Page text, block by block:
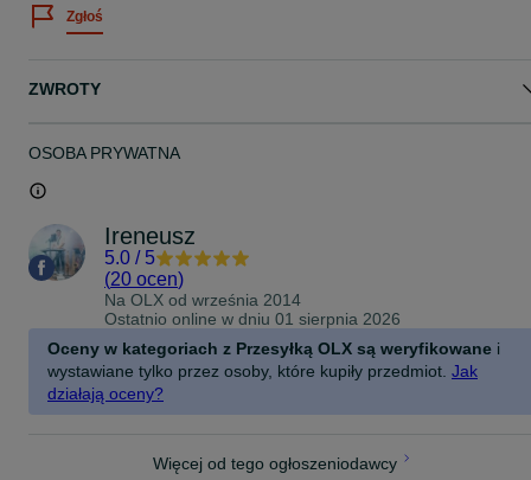
Zgłoś
ZWROTY
OSOBA PRYWATNA
Ireneusz
5.0 / 5
(20 ocen)
Na OLX od września 2014
Ostatnio online w dniu 01 sierpnia 2026
Oceny w kategoriach z Przesyłką OLX są weryfikowane i
wystawiane tylko przez osoby, które kupiły przedmiot. Jak
działają oceny?
Więcej od tego ogłoszeniodawcy